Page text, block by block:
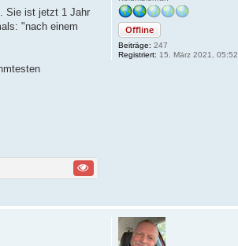
Offline
Beiträge: 247
Registriert: 15. März 2021, 05:52
Sie ist jetzt 1 Jahr
"nach einem